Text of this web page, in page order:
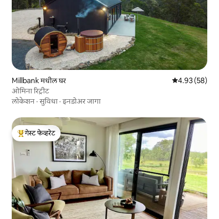
Millbank मधील घर 5 पैकी 4.93
4.93 (58)
ओमिना रिट्रीट
लोकेशन ·सुविधा ·इनडोअर जागा
टॉप गेस्ट फेव्हरेट
गेस्ट फेव्हरेट